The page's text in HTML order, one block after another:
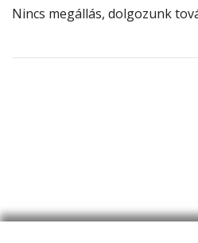
Nincs megállás, dolgozunk